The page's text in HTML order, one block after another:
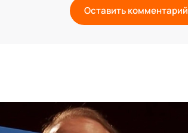
Оставить комментарий